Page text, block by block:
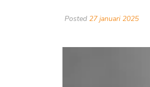
Posted 27 januari 2025